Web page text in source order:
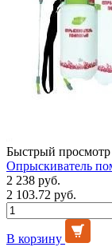
Быстрый просмотр
Опрыскиватель
2 238 руб.
2 103.72 руб.
В корзину